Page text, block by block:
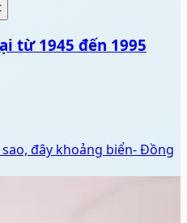
từ 1945 đến 1995
đây khoảng biển- Đồng